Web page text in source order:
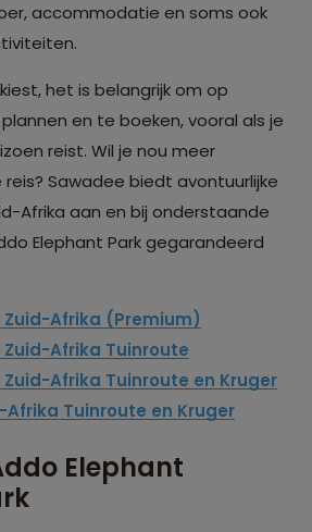
accommodatie en soms ook
het is belangrijk om op
en te boeken, vooral als je
reist. Wil je nou meer
Sawadee biedt avontuurlijke
Afrika aan en bij onderstaande
Elephant Park gegarandeerd
Afrika (Premium)
Afrika Tuinroute
Afrika Tuinroute en Kruger
Afrika Tuinroute en Kruger
Elephant